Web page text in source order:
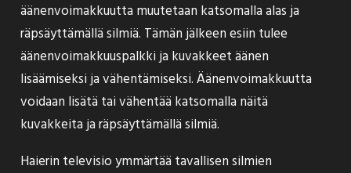
äänenvoimakkuutta muutetaan katsomalla alas ja
räpsäyttämällä silmiä. Tämän jälkeen esiin tulee
äänenvoimakkuuspalkki ja kuvakkeet äänen
lisäämiseksi ja vähentämiseksi. Äänenvoimakkuutta
voidaan lisätä tai vähentää katsomalla näitä
kuvakkeita ja räpsäyttämällä silmiä.
Haierin televisio ymmärtää tavallisen silmien